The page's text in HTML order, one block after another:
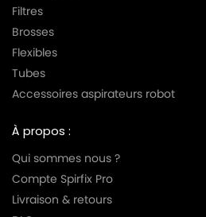
Filtres
Brosses
Flexibles
Tubes
Accessoires aspirateurs robot
À propos :
Qui sommes nous ?
Compte Spirfix Pro
Livraison & retours